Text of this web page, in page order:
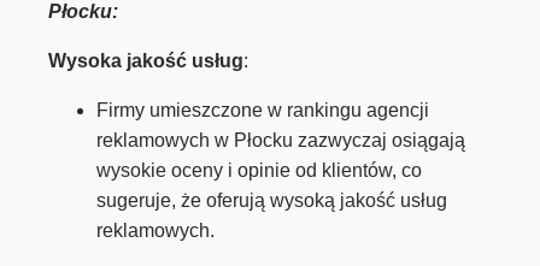
Płocku:
Wysoka jakość usług:
Firmy umieszczone w rankingu agencji
reklamowych w Płocku zazwyczaj osiągają
wysokie oceny i opinie od klientów, co
sugeruje, że oferują wysoką jakość usług
reklamowych.